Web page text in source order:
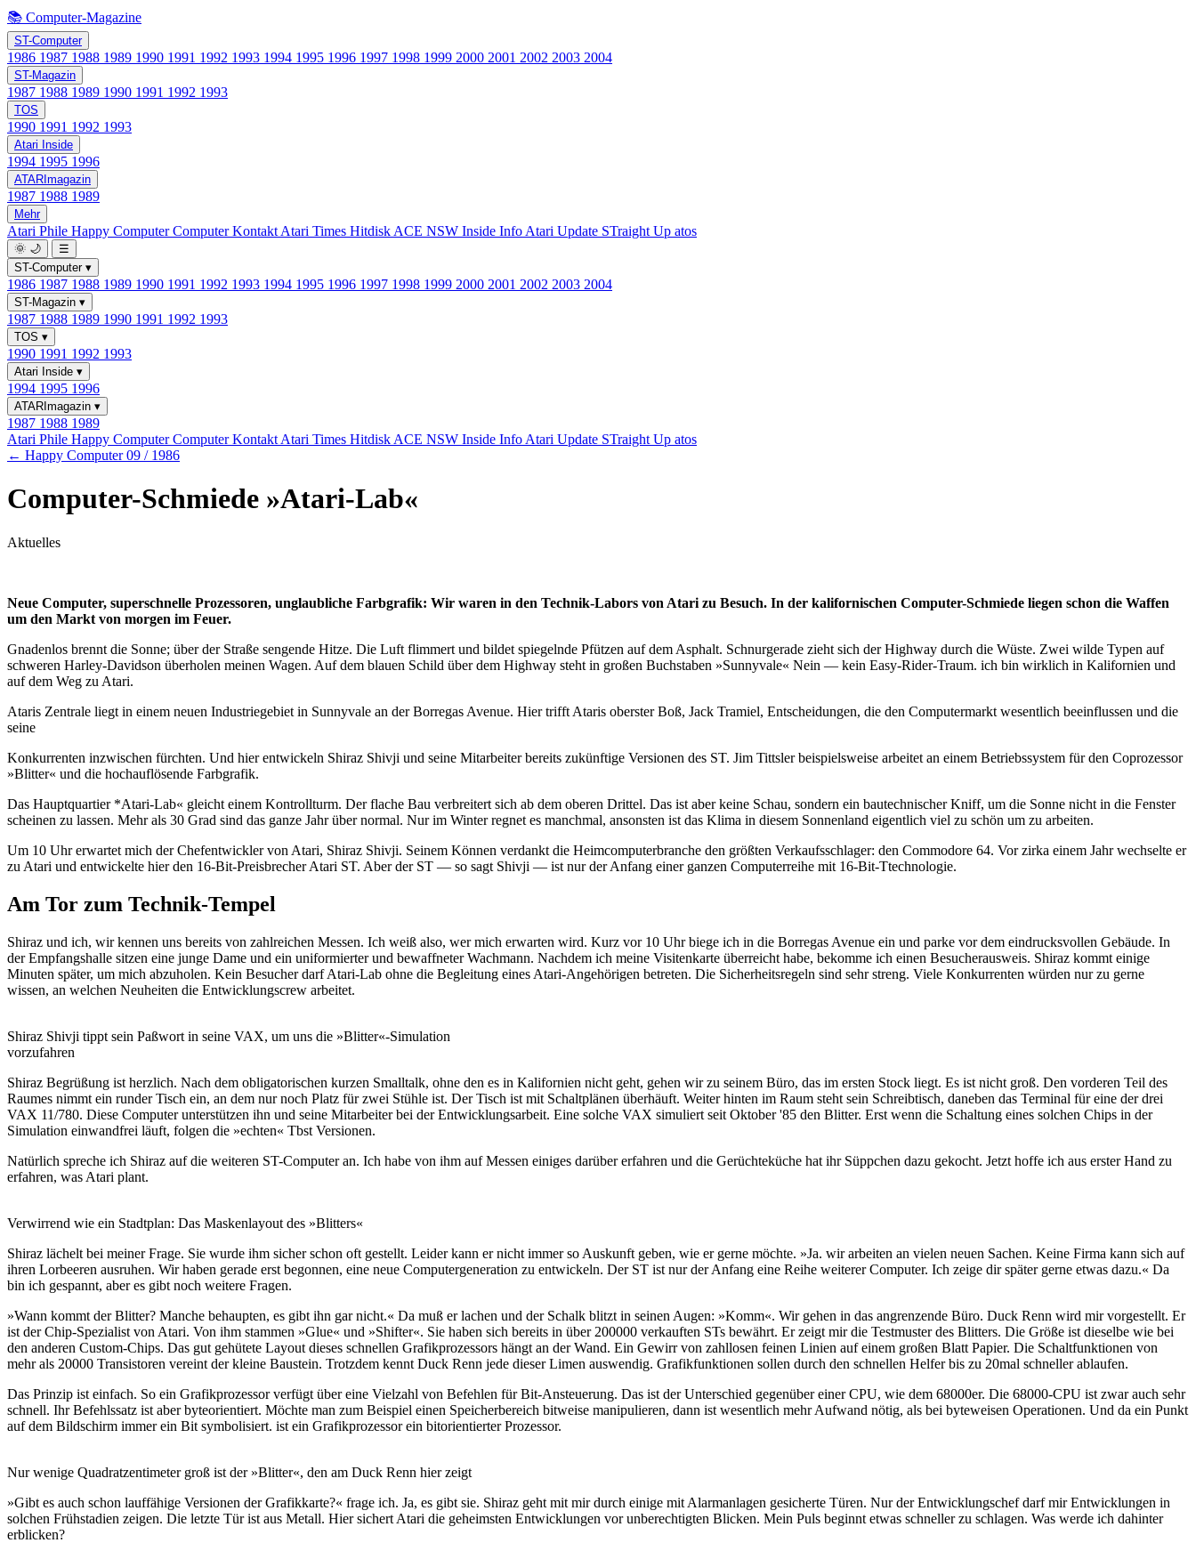
📚 Computer-Magazine
ST-Computer
1986 1987 1988 1989 1990 1991 1992 1993 1994 1995 1996 1997 1998 1999 2000 2001 2002 2003 2004
ST-Magazin
1987 1988 1989 1990 1991 1992 1993
TOS
1990 1991 1992 1993
Atari Inside
1994 1995 1996
ATARImagazin
1987 1988 1989
Mehr
Atari Phile Happy ComputerComputer Kontakt Atari Times Hitdisk ACE NSW Inside Info Atari Update STraight Up atos
🌞 🌙
☰
ST-Computer ▾
1986 1987 1988 1989 1990 1991 1992 1993 1994 1995 1996 1997 1998 1999 2000 2001 2002 2003 2004
ST-Magazin ▾
1987 1988 1989 1990 1991 1992 1993
TOS ▾
1990 1991 1992 1993
Atari Inside ▾
1994 1995 1996
ATARImagazin ▾
1987 1988 1989
Atari Phile Happy ComputerComputer Kontakt Atari Times Hitdisk ACE NSW Inside Info Atari Update STraight Up atos
← Happy Computer 09 / 1986
Computer-Schmiede »Atari-Lab«
Aktuelles
Neue Computer, superschnelle Prozessoren, unglaubliche Farbgrafik: Wir waren in den Technik-Labors von Atari zu Besuch. In der kalifornischen Computer-Schmiede liegen schon die Waffen
um den Markt von morgen im Feuer.
Gnadenlos brennt die Sonne; über der Straße sengende Hitze. Die Luft flimmert und bildet spiegelnde Pfützen auf dem Asphalt. Schnurgerade zieht sich der Highway durch die Wüste. Zwei wilde Typen auf
schweren Harley-Davidson überholen meinen Wagen. Auf dem blauen Schild über dem Highway steht in großen Buchstaben »Sunnyvale« Nein — kein Easy-Rider-Traum. ich bin wirklich in Kalifornien und
auf dem Weg zu Atari.
Ataris Zentrale liegt in einem neuen Industriegebiet in Sunnyvale an der Borregas Avenue. Hier trifft Ataris oberster Boß, Jack Tramiel, Entscheidungen, die den Computermarkt wesentlich beeinflussen und die
seine
Konkurrenten inzwischen fürchten. Und hier entwickeln Shiraz Shivji und seine Mitarbeiter bereits zukünftige Versionen des ST. Jim Tittsler beispielsweise arbeitet an einem Betriebssystem für den Coprozessor
»Blitter« und die hochauflösende Farbgrafik.
Das Hauptquartier *Atari-Lab« gleicht einem Kontrollturm. Der flache Bau verbreitert sich ab dem oberen Drittel. Das ist aber keine Schau, sondern ein bautechnischer Kniff, um die Sonne nicht in die Fenster
scheinen zu lassen. Mehr als 30 Grad sind das ganze Jahr über normal. Nur im Winter regnet es manchmal, ansonsten ist das Klima in diesem Sonnenland eigentlich viel zu schön um zu arbeiten.
Um 10 Uhr erwartet mich der Chefentwickler von Atari, Shiraz Shivji. Seinem Können verdankt die Heimcomputerbranche den größten Verkaufsschlager: den Commodore 64. Vor zirka einem Jahr wechselte er
zu Atari und entwickelte hier den 16-Bit-Preisbrecher Atari ST. Aber der ST — so sagt Shivji — ist nur der Anfang einer ganzen Computerreihe mit 16-Bit-Ttechnologie.
Am Tor zum Technik-Tempel
Shiraz und ich, wir kennen uns bereits von zahlreichen Messen. Ich weiß also, wer mich erwarten wird. Kurz vor 10 Uhr biege ich in die Borregas Avenue ein und parke vor dem eindrucksvollen Gebäude. In
der Empfangshalle sitzen eine junge Dame und ein uniformierter und bewaffneter Wachmann. Nachdem ich meine Visitenkarte überreicht habe, bekomme ich einen Besucherausweis. Shiraz kommt einige
Minuten später, um mich abzuholen. Kein Besucher darf Atari-Lab ohne die Begleitung eines Atari-Angehörigen betreten. Die Sicherheitsregeln sind sehr streng. Viele Konkurrenten würden nur zu gerne
wissen, an welchen Neuheiten die Entwicklungscrew arbeitet.
Shiraz Shivji tippt sein Paßwort in seine VAX, um uns die »Blitter«-Simulation
vorzufahren
Shiraz Begrüßung ist herzlich. Nach dem obligatorischen kurzen Smalltalk, ohne den es in Kalifornien nicht geht, gehen wir zu seinem Büro, das im ersten Stock liegt. Es ist nicht groß. Den vorderen Teil des
Raumes nimmt ein runder Tisch ein, an dem nur noch Platz für zwei Stühle ist. Der Tisch ist mit Schaltplänen überhäuft. Weiter hinten im Raum steht sein Schreibtisch, daneben das Terminal für eine der drei
VAX 11/780. Diese Computer unterstützen ihn und seine Mitarbeiter bei der Entwicklungsarbeit. Eine solche VAX simuliert seit Oktober '85 den Blitter. Erst wenn die Schaltung eines solchen Chips in der
Simulation einwandfrei läuft, folgen die »echten« Tbst Versionen.
Natürlich spreche ich Shiraz auf die weiteren ST-Computer an. Ich habe von ihm auf Messen einiges darüber erfahren und die Gerüchteküche hat ihr Süppchen dazu gekocht. Jetzt hoffe ich aus erster Hand zu
erfahren, was Atari plant.
Verwirrend wie ein Stadtplan: Das Maskenlayout des »Blitters«
Shiraz lächelt bei meiner Frage. Sie wurde ihm sicher schon oft gestellt. Leider kann er nicht immer so Auskunft geben, wie er gerne möchte. »Ja. wir arbeiten an vielen neuen Sachen. Keine Firma kann sich auf
ihren Lorbeeren ausruhen. Wir haben gerade erst begonnen, eine neue Computergeneration zu entwickeln. Der ST ist nur der Anfang eine Reihe weiterer Computer. Ich zeige dir später gerne etwas dazu.« Da
bin ich gespannt, aber es gibt noch weitere Fragen.
»Wann kommt der Blitter? Manche behaupten, es gibt ihn gar nicht.« Da muß er lachen und der Schalk blitzt in seinen Augen: »Komm«. Wir gehen in das angrenzende Büro. Duck Renn wird mir vorgestellt. Er
ist der Chip-Spezialist von Atari. Von ihm stammen »Glue« und »Shifter«. Sie haben sich bereits in über 200000 verkauften STs bewährt. Er zeigt mir die Testmuster des Blitters. Die Größe ist dieselbe wie bei
den anderen Custom-Chips. Das gut gehütete Layout dieses schnellen Grafikprozessors hängt an der Wand. Ein Gewirr von zahllosen feinen Linien auf einem großen Blatt Papier. Die Schaltfunktionen von
mehr als 20000 Transistoren vereint der kleine Baustein. Trotzdem kennt Duck Renn jede dieser Limen auswendig. Grafikfunktionen sollen durch den schnellen Helfer bis zu 20mal schneller ablaufen.
Das Prinzip ist einfach. So ein Grafikprozessor verfügt über eine Vielzahl von Befehlen für Bit-Ansteuerung. Das ist der Unterschied gegenüber einer CPU, wie dem 68000er. Die 68000-CPU ist zwar auch sehr
schnell. Ihr Befehlssatz ist aber byteorientiert. Möchte man zum Beispiel einen Speicherbereich bitweise manipulieren, dann ist wesentlich mehr Aufwand nötig, als bei byteweisen Operationen. Und da ein Punkt
auf dem Bildschirm immer ein Bit symbolisiert. ist ein Grafikprozessor ein bitorientierter Prozessor.
Nur wenige Quadratzentimeter groß ist der »Blitter«, den am Duck Renn hier zeigt
»Gibt es auch schon lauffähige Versionen der Grafikkarte?« frage ich. Ja, es gibt sie. Shiraz geht mit mir durch einige mit Alarmanlagen gesicherte Türen. Nur der Entwicklungschef darf mir Entwicklungen in
solchen Frühstadien zeigen. Die letzte Tür ist aus Metall. Hier sichert Atari die geheimsten Entwicklungen vor unberechtigten Blicken. Mein Puls beginnt etwas schneller zu schlagen. Was werde ich dahinter
erblicken?